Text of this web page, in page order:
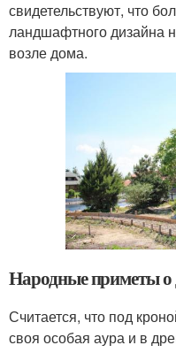
свидетельствуют, что
ландшафтного дизайна
возле дома.
Народные приметы о
Считается, что под
своя особая аура и в